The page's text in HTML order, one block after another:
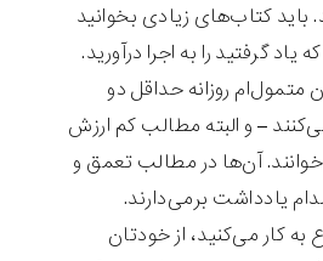
باید کتاب‌های زیادی بخوانید
یاد گرفتید را به اجرا درآورید.
متمول‌ام روزانه حداقل دو
– و البته مطالب کم ارزش
آن‌ها در مطالب تعمق و
یادداشت برمی‌دارند.
به کار می‌کنید، از خودتان